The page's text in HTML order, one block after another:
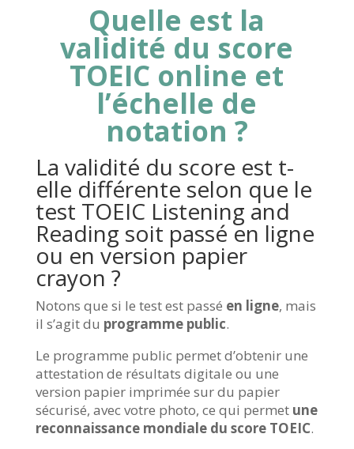
Quelle est la
validité du score
TOEIC online et
l’échelle de
notation ?
La validité du score est t-
elle différente selon que le
test TOEIC Listening and
Reading soit passé en ligne
ou en version papier
crayon ?
Notons que si le test est passé en ligne, mais
il s’agit du programme public.
Le programme public permet d’obtenir une
attestation de résultats digitale ou une
version papier imprimée sur du papier
sécurisé, avec votre photo, ce qui permet une
reconnaissance mondiale du score TOEIC.